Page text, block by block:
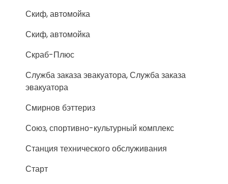
Скиф, автомойка
Скиф, автомойка
Скраб-Плюс
Служба заказа эвакуатора, Служба заказа
эвакуатора
Смирнов бэттериз
Союз, спортивно-культурный комплекс
Станция технического обслуживания
Старт